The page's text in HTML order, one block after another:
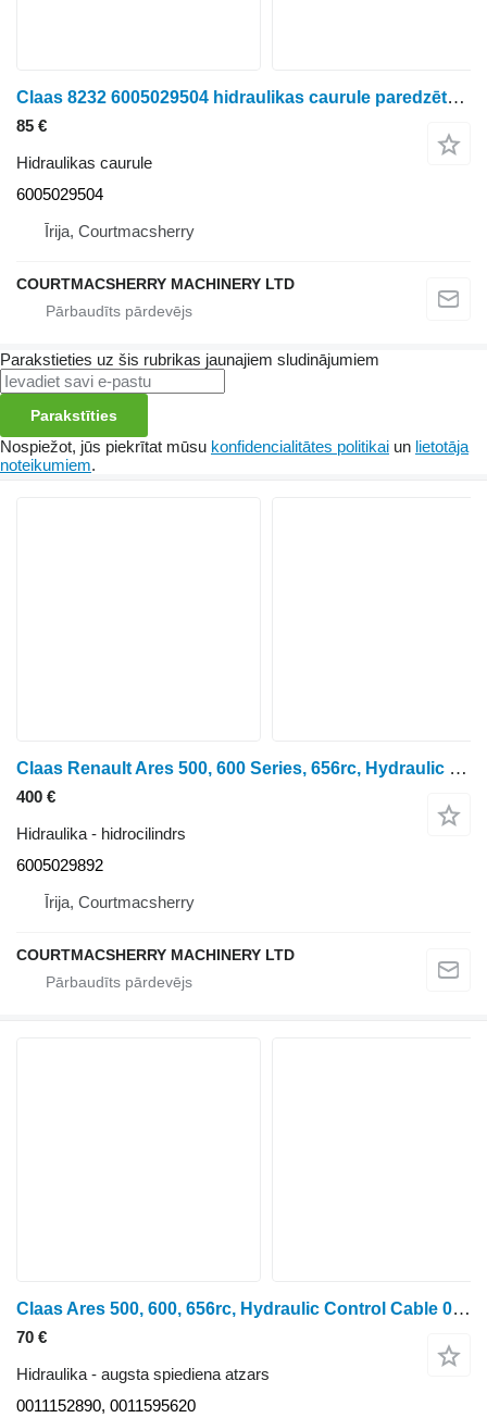
Claas 8232 6005029504 hidraulikas caurule paredzēts riteņtraktora
85 €
Hidraulikas caurule
6005029504
Īrija, Courtmacsherry
COURTMACSHERRY MACHINERY LTD
Parakstieties uz šis rubrikas jaunajiem sludinājumiem
Parakstīties
Nospiežot, jūs piekrītat mūsu konfidencialitātes politikai un lietotāja
noteikumiem.
Claas Renault Ares 500, 600 Series, 656rc, Hydraulic Lift Cylinder 600 6005029892 hidrocilindrs paredzēts riteņtraktora
400 €
Hidraulika - hidrocilindrs
6005029892
Īrija, Courtmacsherry
COURTMACSHERRY MACHINERY LTD
Claas Ares 500, 600, 656rc, Hydraulic Control Cable 0011152890, 001159 augsta spiediena atzars paredzēts riteņtraktora
70 €
Hidraulika - augsta spiediena atzars
0011152890, 0011595620